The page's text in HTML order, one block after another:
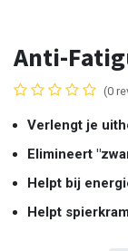
Anti-
(0
Verlengt je
Elimineert
Helpt bij
Helpt